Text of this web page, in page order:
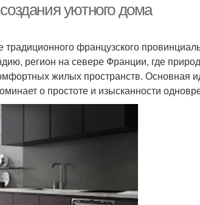
уютного дома
французского
регион на севере Франции, где
жилых пространств. Основная
о простоте и изысканности